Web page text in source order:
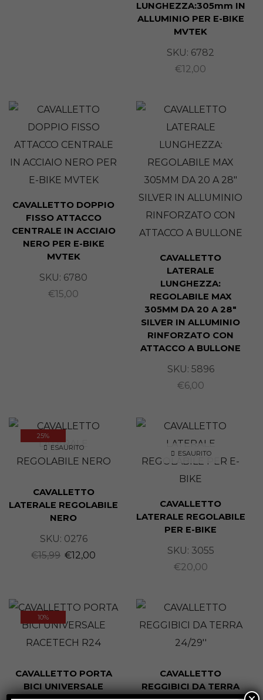
LUNGHEZZA:305mm IN
ALLUMINIO PER E-BIKE
MVTEK
SKU: 6782
€12,00
CAVALLETTO DOPPIO
FISSO ATTACCO
CENTRALE IN ACCIAIO
NERO PER E-BIKE
MVTEK
SKU: 6780
€15,00
CAVALLETTO
LATERALE
LUNGHEZZA:
REGOLABILE MAX
305MM DA 20 A 28″
SILVER IN ALLUMINIO
RINFORZATO CON
ATTACCO A BULLONE
SKU: 5896
€6,00
25%
ESAURITO
CAVALLETTO
LATERALE REGOLABILE
NERO
SKU: 0276
€15,99 €12,00
ESAURITO
CAVALLETTO
LATERALE REGOLABILE
PER E-BIKE
SKU: 3055
€20,00
10%
CAVALLETTO PORTA
BICI UNIVERSALE
CAVALLETTO
REGGIBICI DA TERRA